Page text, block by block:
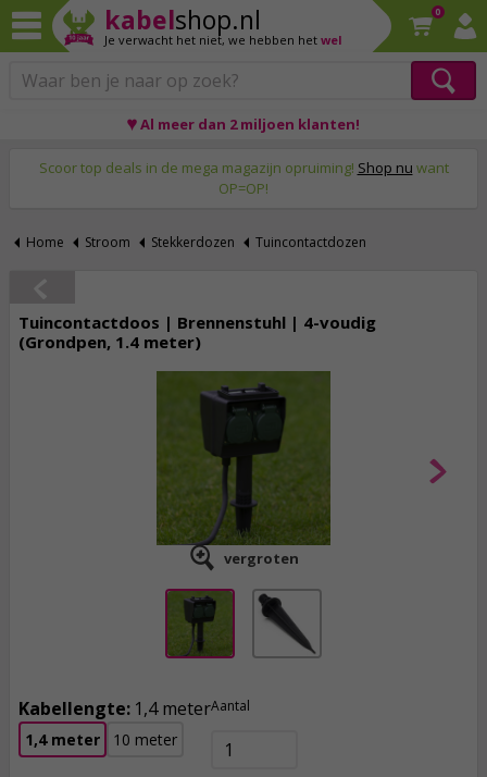
kabelshop.nl
Je verwacht het niet, we hebben het wel
0
♥ Al meer dan 2 miljoen klanten!
Scoor top deals in de mega magazijn opruiming! Shop nu want
OP=OP!
Home Stroom Stekkerdozen Tuincontactdozen
Tuincontactdoos | Brennenstuhl | 4-voudig
(Grondpen, 1.4 meter)
vergroten
Kabellengte: 1,4 meter
1,4 meter 10 meter
Aantal